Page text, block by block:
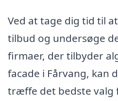
Ved at tage dig tid til
tilbud og undersøge
firmaer, der tilbyder
facade i Fårvang, kan
træffe det bedste valg